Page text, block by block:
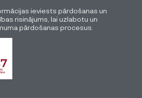
ieviests pārdošanas un
risinājums, lai uzlabotu un
pārdošanas procesus.